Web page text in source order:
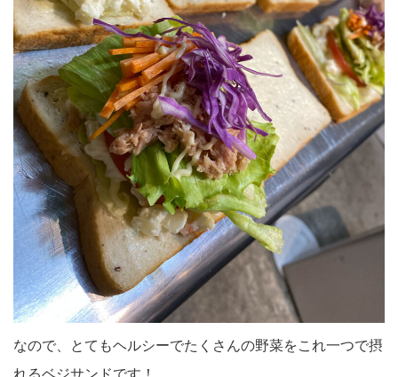
なので、とてもヘルシーでたくさんの野菜をこれ一つで摂
れるベジサンドです！